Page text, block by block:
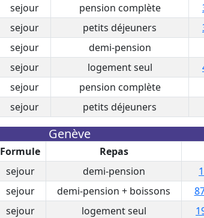
sejour pension complète
sejour petits déjeuners
sejour
demi-pension
sejour logement seul
sejour
pension complète
sejour petits déjeuners
Genève
Formule
Repas
sejour demi-pension
sejour demi-pension + boissons
sejour logement seul